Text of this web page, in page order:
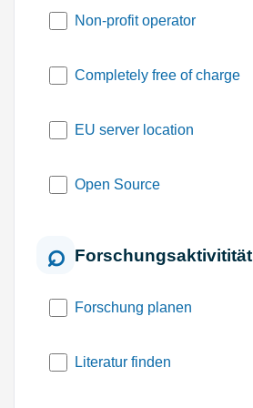
Non-profit operator
Completely free of charge
EU server location
Open Source
Forschungsaktivitität
Forschung planen
Literatur finden